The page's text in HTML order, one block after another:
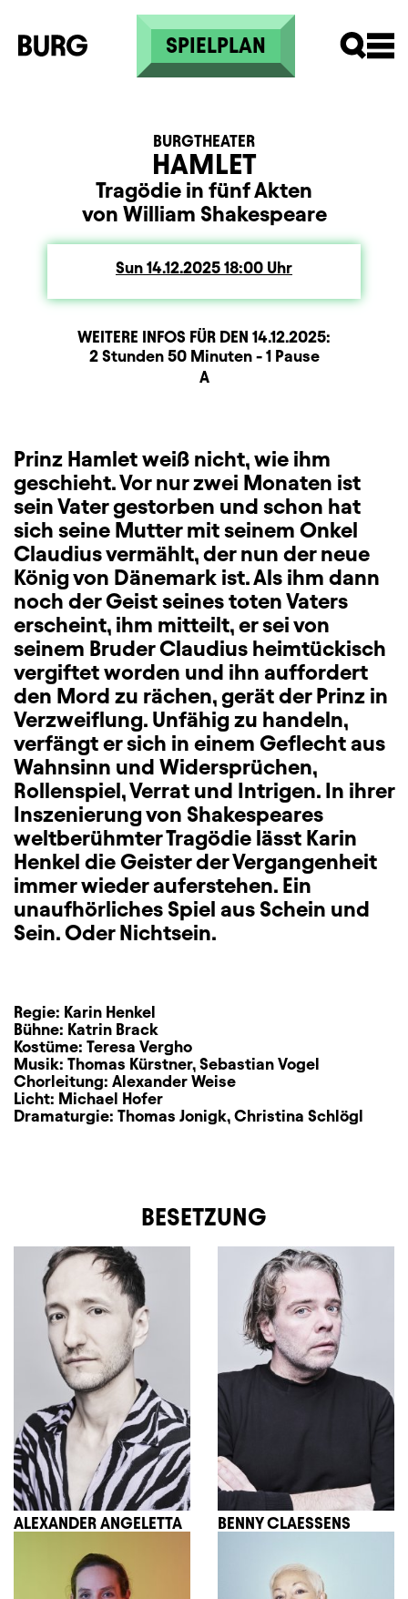
Skip to main content
SPIELPLAN
HAMLET
BURGTHEATER
Tragödie in fünf Akten
von William Shakespeare
Sun Sunday
14.12.2025 18:00Uhr
WEITERE INFOS FÜR DEN 14.12.2025:
BeschreibungInformation
Dauer und Pausen2 Stunden 50 Minuten - 1 Pause
A
Prinz Hamlet weiß nicht, wie ihm
geschieht. Vor nur zwei Monaten ist
sein Vater gestorben und schon hat
sich seine Mutter mit seinem Onkel
Claudius vermählt, der nun der neue
König von Dänemark ist. Als ihm dann
noch der Geist seines toten Vaters
erscheint, ihm mitteilt, er sei von
seinem Bruder Claudius heimtückisch
vergiftet worden und ihn auffordert
den Mord zu rächen, gerät der Prinz in
Verzweiflung. Unfähig zu handeln,
verfängt er sich in einem Geflecht aus
Wahnsinn und Widersprüchen,
Rollenspiel, Verrat und Intrigen. In ihrer
Inszenierung von Shakespeares
weltberühmter Tragödie lässt Karin
Henkel die Geister der Vergangenheit
immer wieder auferstehen. Ein
unaufhörliches Spiel aus Schein und
Sein. Oder Nichtsein.
Regie: Karin Henkel
Bühne: Katrin Brack
Kostüme: Teresa Vergho
Musik: Thomas Kürstner, Sebastian Vogel
Chorleitung: Alexander Weise
Licht: Michael Hofer
Dramaturgie: Thomas Jonigk, Christina Schlögl
BESETZUNG
ALEXANDER ANGELETTA BENNY CLAESSENS